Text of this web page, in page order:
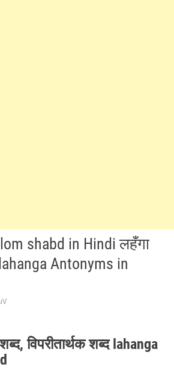
shabd in Hindi लहँगा
Antonyms in
विपरीतार्थक शब्द lahanga